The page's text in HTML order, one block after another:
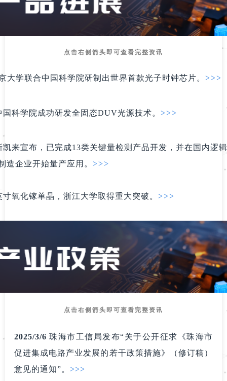
点击右侧箭头即可查看完整资讯
大学联合中国科学院研制出世界首款光子时钟芯片。 >>>
国科学院成功研发全固态DUV光源技术。 >>>
凯来宣布，已完成13类关键量检测产品开发，并在国内逻
造企业开始量产应用。 >>>
寸氧化镓单晶，浙江大学取得重大突破 。 >>>
点击右侧箭头即可查看完整资讯
2025/3/6珠海市工信局发布“关于公开征求《珠海市
促进集成电路产业发展的若干政策措施》（修订稿）
意见的通知”。 >>>